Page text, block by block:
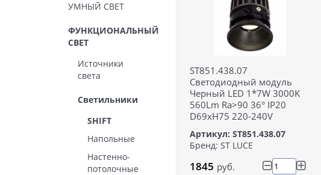
УМНЫЙ СВЕТ
ФУНКЦИОНАЛЬНЫЙ
СВЕТ
Источники
света
Светильники
SHIFT
Напольные
Настенно-
потолочные
ST851.438.07
Светодиодный модуль
Черный LED 1*7W 3000K
560Lm Ra>90 36° IP20
D69xH75 220-240V
Артикул: ST851.438.07
Бренд: ST LUCE
1845 руб.